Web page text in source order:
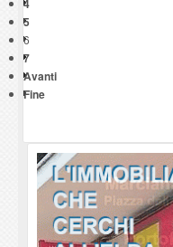
4
5
6
7
Avanti
Fine